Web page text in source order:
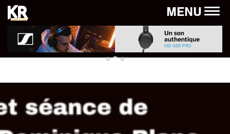
MENU
Panneau de gestion des cookies